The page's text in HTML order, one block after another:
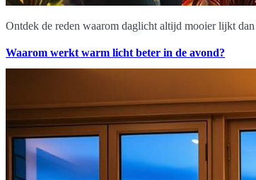
Ontdek de reden waarom daglicht altijd mooier lijkt
Waarom werkt warm licht beter in de avond?